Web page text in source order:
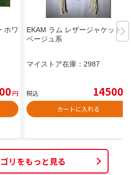
ホワ
円
EKAM ラム レザージャケット
ベージュ系
マイストア在庫： 2987
税込 14500
カートに入れる
リをもっと見る